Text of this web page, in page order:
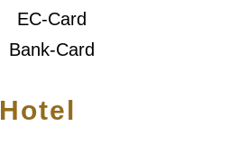
EC-Card
Bank-Card
Hotel